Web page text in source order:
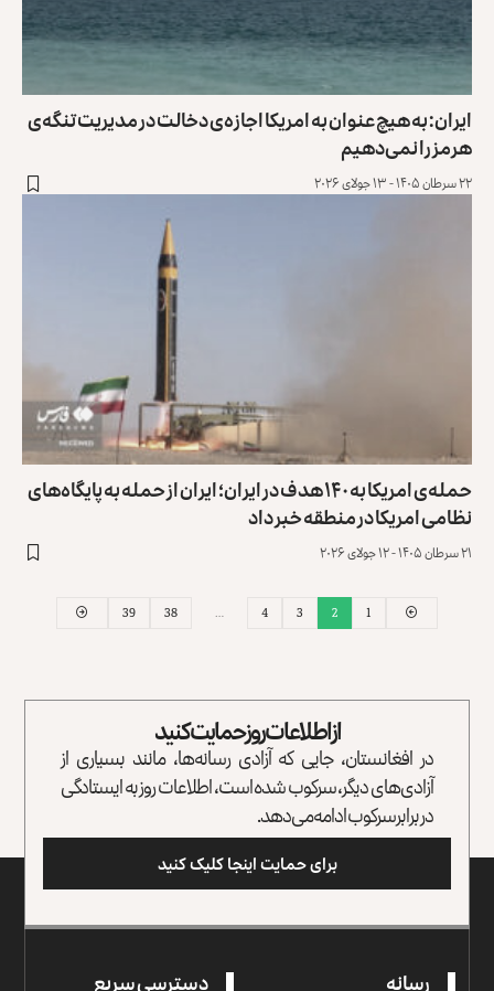
ایران: به هیچ عنوان به امریکا اجازه‌ی دخالت در مدیریت تنگه‌ی
هرمز را نمی‌دهیم
۲۲ سرطان ۱۴۰۵ - ۱۳ جولای ۲۰۲۶
حمله‌ی امریکا به ۱۴۰ هدف در ایران؛ ایران از حمله به پایگاه‌های
نظامی امریکا در منطقه خبر داد
۲۱ سرطان ۱۴۰۵ - ۱۲ جولای ۲۰۲۶
1
2
3
4
…
38
39
از اطلاعات روز حمایت کنید
در افغانستان، جایی که آزادی رسانه‌ها، مانند بسیاری از
آزادی‌های دیگر، سرکوب شده است، اطلاعات روز به ایستادگی
در برابر سرکوب ادامه می‌دهد.
برای حمایت اینجا کلیک کنید
رسانه دسترسی سریع